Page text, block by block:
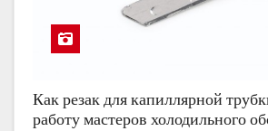
Как резак для капиллярной
работу мастеров холодильного